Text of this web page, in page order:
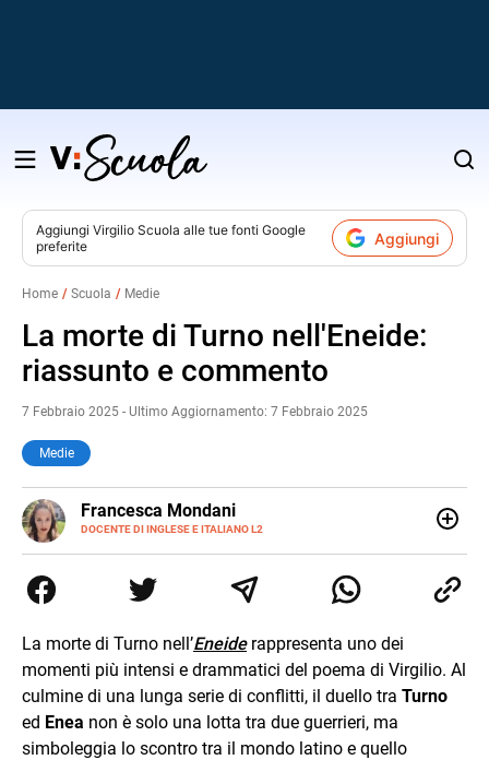
Salta
contenuto
Aggiungi Virgilio Scuola alle tue fonti Google
preferite
Aggiungi
Home Scuola Medie
La morte di Turno nell'Eneide:
riassunto e commento
7 Febbraio 2025 - Ultimo Aggiornamento: 7 Febbraio 2025
Medie
Francesca Mondani
DOCENTE DI INGLESE E ITALIANO L2
LINKEDIN
INSTAGRAM
secondaria di secondo grado. Mi occupo inoltre di
traduzioni, SEO Onsite e contenuti per il web. Amo i saggi
della sintesi.
La morte di Turno nell’Eneiderappresenta uno dei
momenti più intensi e drammatici del poema di Virgilio. Al
culmine di una lunga serie di conflitti, il duello tra Turno
ed Enea non è solo una lotta tra due guerrieri, ma
simboleggia lo scontro tra il mondo latino e quello